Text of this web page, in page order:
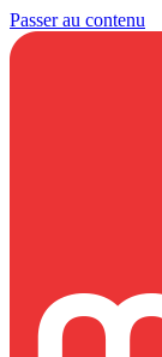
Passer au contenu